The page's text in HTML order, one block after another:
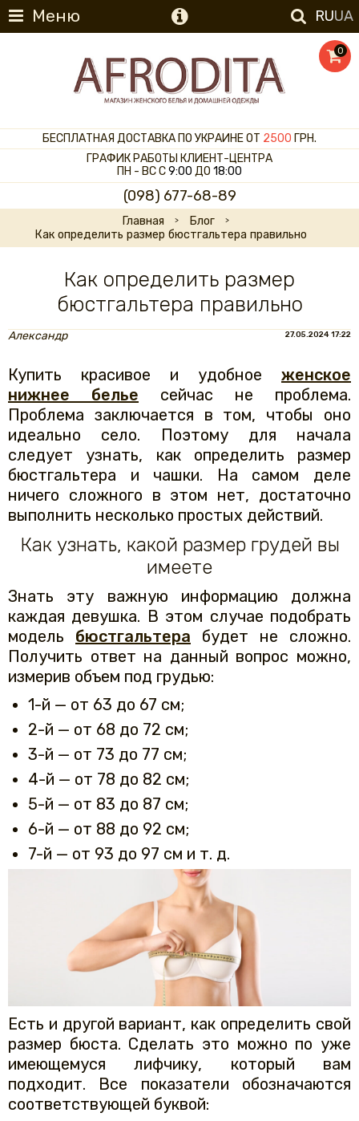
Меню RUUA
0
БЕСПЛАТНАЯ ДОСТАВКА ПО УКРАИНЕ ОТ 2500 ГРН.
ГРАФИК РАБОТЫ КЛИЕНТ-ЦЕНТРА
ПН - ВС С9:00 ДО 18:00
(098) 677-68-89
Главная
Блог
Как определить размер бюстгальтера правильно
Как определить размер
бюстгальтера правильно
Александр 27.05.2024 17:22
Купить красивое и удобное женское
нижнее белье сейчас не проблема.
Проблема заключается в том, чтобы оно
идеально село. Поэтому для начала
следует узнать, как определить размер
бюстгальтера и чашки. На самом деле
ничего сложного в этом нет, достаточно
выполнить несколько простых действий.
Как узнать, какой размер грудей вы
имеете
Знать эту важную информацию должна
каждая девушка. В этом случае подобрать
модель бюстгальтера будет не сложно.
Получить ответ на данный вопрос можно,
измерив объем под грудью:
1-й — от 63 до 67 см;
2-й — от 68 до 72 см;
3-й — от 73 до 77 см;
4-й — от 78 до 82 см;
5-й — от 83 до 87 см;
6-й — от 88 до 92 см;
7-й — от 93 до 97 см и т. д.
Есть и другой вариант, как определить свой
размер бюста. Сделать это можно по уже
имеющемуся лифчику, который вам
подходит. Все показатели обозначаются
соответствующей буквой: